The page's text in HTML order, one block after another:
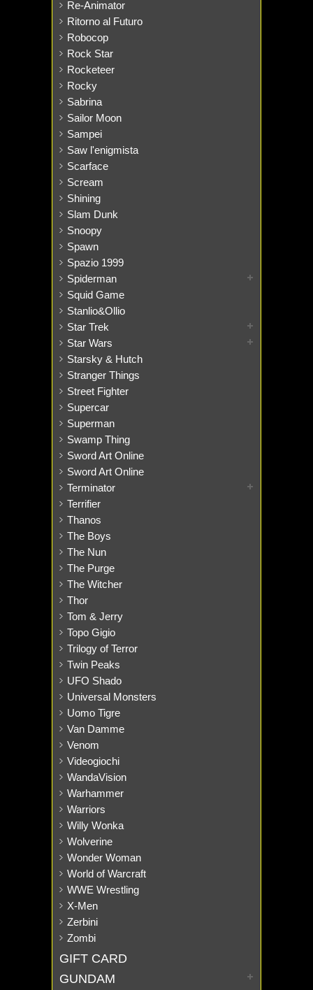
Re-Animator
Ritorno al Futuro
Robocop
Rock Star
Rocketeer
Rocky
Sabrina
Sailor Moon
Sampei
Saw l'enigmista
Scarface
Scream
Shining
Slam Dunk
Snoopy
Spawn
Spazio 1999
Spiderman
Squid Game
Stanlio&Ollio
Star Trek
Star Wars
Starsky & Hutch
Stranger Things
Street Fighter
Supercar
Superman
Swamp Thing
Sword Art Online
Sword Art Online
Terminator
Terrifier
Thanos
The Boys
The Nun
The Purge
The Witcher
Thor
Tom & Jerry
Topo Gigio
Trilogy of Terror
Twin Peaks
UFO Shado
Universal Monsters
Uomo Tigre
Van Damme
Venom
Videogiochi
WandaVision
Warhammer
Warriors
Willy Wonka
Wolverine
Wonder Woman
World of Warcraft
WWE Wrestling
X-Men
Zerbini
Zombi
GIFT CARD
GUNDAM